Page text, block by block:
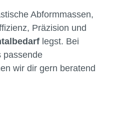
aus dem
ImB2B-Onlineshop
Auswahl an bewährten
Gebindegrößen –
in Praxis